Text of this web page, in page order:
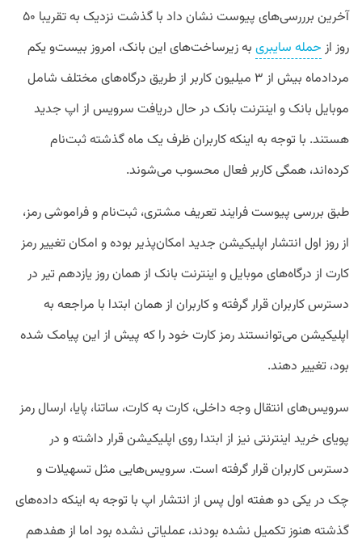
آخرین برررسی‌های پیوست نشان داد با گذشت نزدیک به تقریبا ۵۰
روز از حمله سایبری به زیرساخت‌های این بانک، امروز بیست‌و یکم
مردادماه بیش از ۳ میلیون کاربر از طریق درگاه‌های مختلف شامل
موبایل بانک و اینترنت بانک در حال دریافت سرویس از اپ جدید
هستند. با توجه به اینکه کاربران ظرف یک ماه گذشته ثبت‌نام
کرده‌اند، همگی کاربر فعال محسوب می‌شوند.
طبق بررسی پیوست فرایند تعریف مشتری، ثبت‌نام و فراموشی رمز،
از روز اول انتشار اپلیکیشن جدید امکان‌پذیر بوده و امکان تغییر رمز
کارت از درگاه‌های موبایل و اینترنت بانک از همان روز یازدهم تیر در
دسترس کاربران قرار گرفته و کاربران از همان ابتدا با مراجعه به
اپلیکیشن می‌توانستند رمز کارت خود را که پیش از این پیامک شده
بود، تغییر دهند.
سرویس‌های انتقال وجه داخلی، کارت به کارت، ساتنا، پایا، ارسال رمز
پویای خرید اینترنتی نیز از ابتدا روی اپلیکیشن قرار داشته و در
دسترس کاربران قرار گرفته است. سرویس‌هایی مثل تسهیلات و
چک در یکی دو هفته اول پس از انتشار اپ با توجه به اینکه داده‌های
گذشته هنوز تکمیل نشده بودند، عملیاتی نشده بود اما از هفدهم